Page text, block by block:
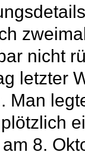
nicht
letzter
Man
8.